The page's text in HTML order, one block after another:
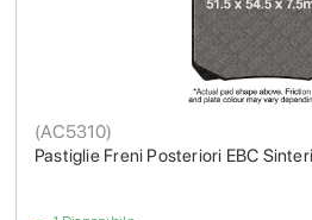
Pastiglie Freni Posteriori EBC
(AC5310)